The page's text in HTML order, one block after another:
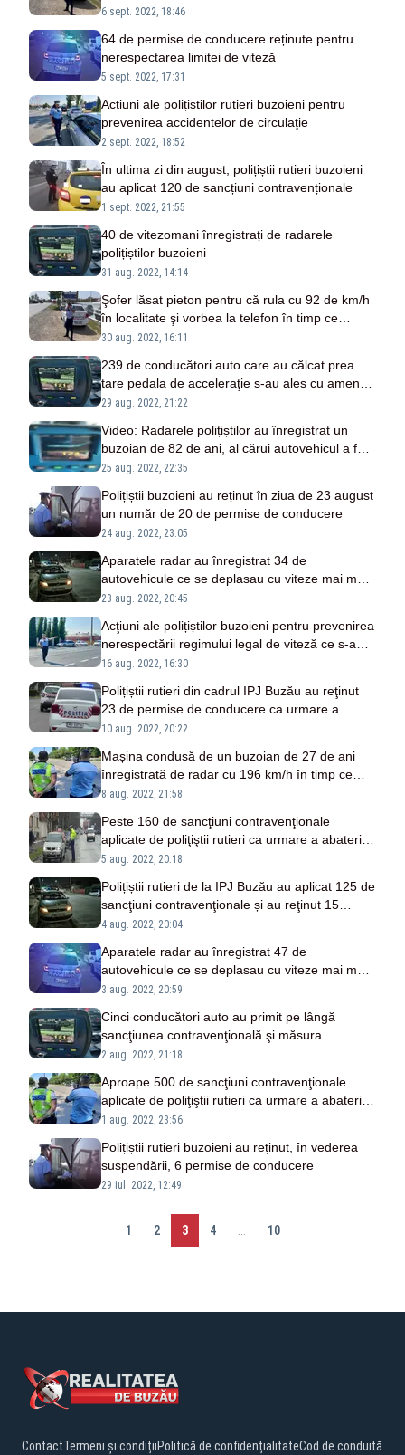
decât limitele maxime admise
6 sept. 2022, 18:46
64 de permise de conducere reținute pentru
nerespectarea limitei de viteză
5 sept. 2022, 17:31
Acțiuni ale polițiștilor rutieri buzoieni pentru
prevenirea accidentelor de circulaţie
2 sept. 2022, 18:52
În ultima zi din august, polițiștii rutieri buzoieni
au aplicat 120 de sancțiuni contravenționale
1 sept. 2022, 21:55
40 de vitezomani înregistrați de radarele
polițiștilor buzoieni
31 aug. 2022, 14:14
Şofer lăsat pieton pentru că rula cu 92 de km/h
în localitate şi vorbea la telefon în timp ce
gonea pe DN2E85
30 aug. 2022, 16:11
239 de conducători auto care au călcat prea
tare pedala de acceleraţie s-au ales cu amenzi
pentru exces de viteză
29 aug. 2022, 21:22
Video: Radarele polițiștilor au înregistrat un
buzoian de 82 de ani, al cărui autovehicul a fost
înregistrat rulând cu 124 km/h pe DN2E85, în
25 aug. 2022, 22:35
Polițiștii buzoieni au reținut în ziua de 23 august
un număr de 20 de permise de conducere
24 aug. 2022, 23:05
Aparatele radar au înregistrat 34 de
autovehicule ce se deplasau cu viteze mai mari
decât limitele maxime admise
23 aug. 2022, 20:45
Acţiuni ale polițiștilor buzoieni pentru prevenirea
nerespectării regimului legal de viteză ce s-a
înscris în calendarul activităților ROADPOL
16 aug. 2022, 16:30
Polițiștii rutieri din cadrul IPJ Buzău au reţinut
23 de permise de conducere ca urmare a
abaterilor rutiere constatate
10 aug. 2022, 20:22
Mașina condusă de un buzoian de 27 de ani
înregistrată de radar cu 196 km/h în timp ce
rula pe DN2E85, în afara localității Racovițeni
8 aug. 2022, 21:58
Peste 160 de sancţiuni contravenţionale
aplicate de poliţiştii rutieri ca urmare a abaterilor
constatate în weekend
5 aug. 2022, 20:18
Polițiștii rutieri de la IPJ Buzău au aplicat 125 de
sancţiuni contravenţionale și au reţinut 15
permise de conducere
4 aug. 2022, 20:04
Aparatele radar au înregistrat 47 de
autovehicule ce se deplasau cu viteze mai mari
decât limitele maxime admise
3 aug. 2022, 20:59
Cinci conducători auto au primit pe lângă
sancţiunea contravenţională şi măsura
complementară a reţinerii permisului de
2 aug. 2022, 21:18
Aproape 500 de sancţiuni contravenţionale
aplicate de poliţiştii rutieri ca urmare a abaterilor
constatate în weekend
1 aug. 2022, 23:56
Polițiștii rutieri buzoieni au reținut, în vederea
suspendării, 6 permise de conducere
29 iul. 2022, 12:49
1 2 3 4 10
ContactTermeni și condițiiPolitică de confidențialitateCod de conduită